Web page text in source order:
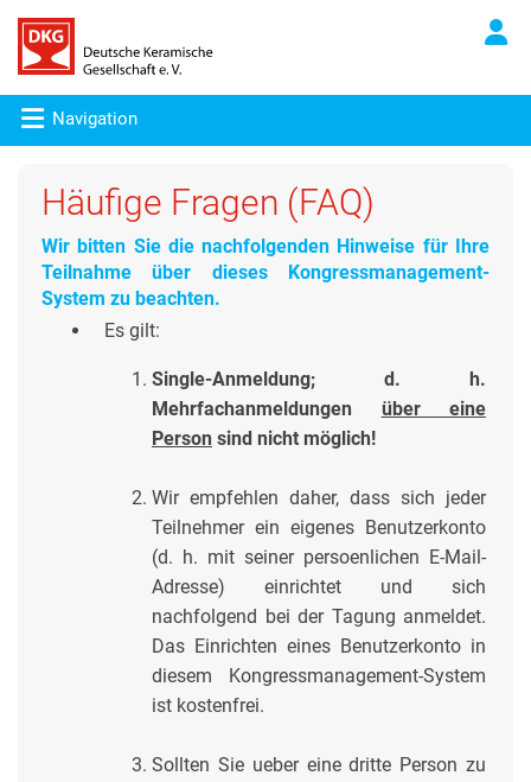
Navigation
Häufige Fragen (FAQ)
Wir bitten Sie die nachfolgenden Hinweise für Ihre
Teilnahme über dieses Kongressmanagement-
System zu beachten.
Es gilt:
Single-Anmeldung; d. h.
Mehrfachanmeldungen über eine
Person sind nicht möglich!
Wir empfehlen daher, dass sich jeder
Teilnehmer ein eigenes Benutzerkonto
(d. h. mit seiner persoenlichen E-Mail-
Adresse) einrichtet und sich
nachfolgend bei der Tagung anmeldet.
Das Einrichten eines Benutzerkonto in
diesem Kongressmanagement-System
ist kostenfrei.
Sollten Sie ueber eine dritte Person zu